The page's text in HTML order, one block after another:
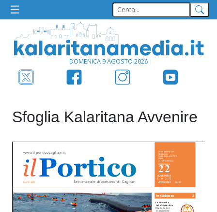
DOMENICA 9 AGOSTO 2026
Sfoglia Kalaritana Avvenire